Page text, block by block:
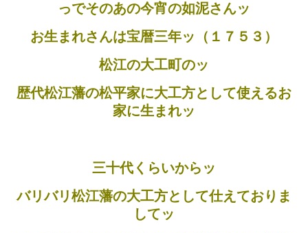
っでそのあの今宵の如泥さんッ
お生まれさんは宝暦三年ッ（１７５３）
松江の大工町のッ
歴代松江藩の松平家に大工方として使えるお
家に生まれッ
三十代くらいからッ
バリバリ松江藩の大工方として仕えておりま
してッ